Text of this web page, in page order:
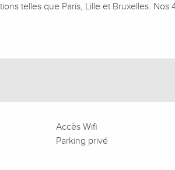
telles que Paris, Lille et Bruxelles.
Accès Wifi
Parking privé